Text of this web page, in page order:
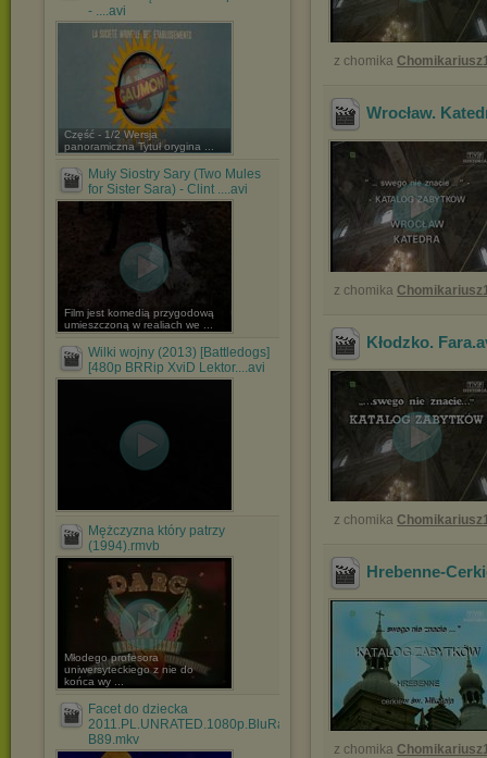
- ....avi
Część - 1/2 Wersja
panoramiczna Tytuł orygina ...
Muły Siostry Sary (Two Mules
for Sister Sara) - Clint ....avi
Film jest komedią przygodową
umieszczoną w realiach we ...
Wilki wojny (2013) [Battledogs]
[480p BRRip XviD Lektor....avi
Mężczyzna który patrzy
(1994).rmvb
Młodego profesora
uniwersyteckiego z nie do
końca wy ...
Facet do dziecka
2011.PL.UNRATED.1080p.BluRay.x264-
B89.mkv
z chomika
Wrocław.
z chomika
Kłodzko. Fara
z chomika
Hrebenne-
z chomika